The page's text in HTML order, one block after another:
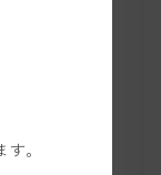
。